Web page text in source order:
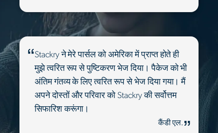
Stackry ने मेरे पार्सल को अमेरिका में प्राप्त होते ही
मुझे त्वरित रूप से पुष्टिकरण भेज दिया। पैकेज को भी
अंतिम गंतव्य के लिए त्वरित रूप से भेज दिया गया। मैं
अपने दोस्तों और परिवार को Stackry की सर्वोत्तम
सिफारिश करूंगा।
कैंडी एल.